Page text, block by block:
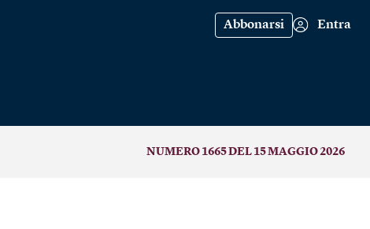
Abbonarsi Entra
NUMERO 1665 DEL 15 MAGGIO 2026